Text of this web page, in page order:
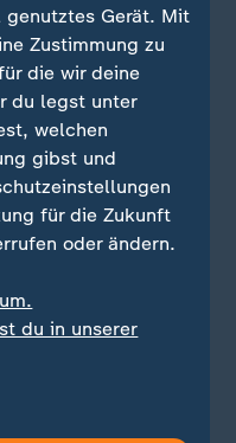
in Dubai lebt,
da er im Prozess
arabischen
auftrat.
Manager - bis
2024 von den
und das LKA
Doch
Bushido
aufgelöst
Gerät. Mit
Zustimmung zu
die wir deine
du legst unter
welchen
gibst und
für die Zukunft
oder ändern.
du in unserer